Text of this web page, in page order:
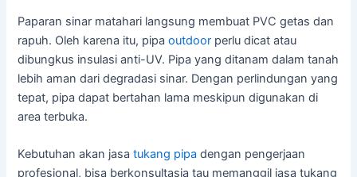
Paparan sinar matahari langsung membuat PVC getas dan
rapuh. Oleh karena itu, pipaoutdoor perlu dicat atau
dibungkus insulasi anti-UV. Pipa yang ditanam dalam tanah
lebih aman dari degradasi sinar. Dengan perlindungan yang
tepat, pipa dapat bertahan lama meskipun digunakan di
area terbuka.
Kebutuhan akan jasa tukang pipa dengan pengerjaan
profesional, bisa berkonsultasia tau memanggil jasa tukang